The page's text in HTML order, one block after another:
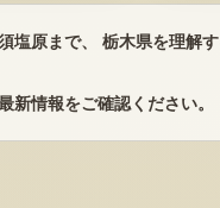
塩原まで、 栃木県を理解
情報をご確認ください。